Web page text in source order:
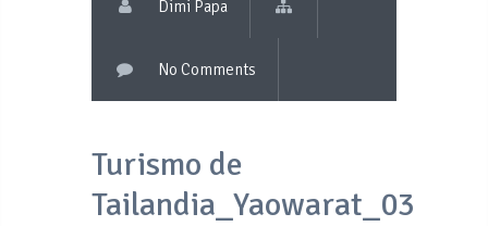
Dimi Papa
No Comments
Turismo de
Tailandia_Yaowarat_03